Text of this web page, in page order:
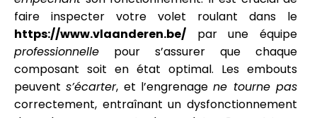
faire inspecter votre volet roulant dans le
https://www.vlaanderen.be/ par une équipe
professionnelle pour s’assurer que chaque
composant soit en état optimal. Les embouts
peuvents’écarter, et l’engrenagene tourne pas
correctement, entraînant un dysfonctionnement